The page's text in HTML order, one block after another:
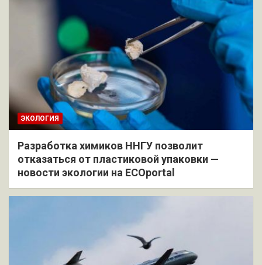
ЭКОЛОГИЯ
Разработка химиков ННГУ позволит
отказаться от пластиковой упаковки —
новости экологии на ECOportal